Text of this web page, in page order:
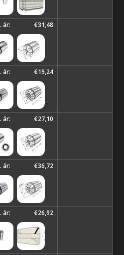
ár: €31,48
ár: €19,24
ár: €27,10
ár: €36,72
ár: €26,92